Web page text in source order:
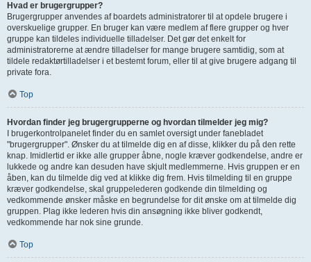
Hvad er brugergrupper?
Brugergrupper anvendes af boardets administratorer til at opdele brugere i
overskuelige grupper. En bruger kan være medlem af flere grupper og hver
gruppe kan tildeles individuelle tilladelser. Det gør det enkelt for
administratorerne at ændre tilladelser for mange brugere samtidig, som at
tildele redaktørtilladelser i et bestemt forum, eller til at give brugere adgang til
private fora.
Top
Hvordan finder jeg brugergrupperne og hvordan tilmelder jeg mig?
I brugerkontrolpanelet finder du en samlet oversigt under fanebladet
"brugergrupper". Ønsker du at tilmelde dig en af disse, klikker du på den rette
knap. Imidlertid er ikke alle grupper åbne, nogle kræver godkendelse, andre er
lukkede og andre kan desuden have skjult medlemmerne. Hvis gruppen er en
åben, kan du tilmelde dig ved at klikke dig frem. Hvis tilmelding til en gruppe
kræver godkendelse, skal gruppelederen godkende din tilmelding og
vedkommende ønsker måske en begrundelse for dit ønske om at tilmelde dig
gruppen. Plag ikke lederen hvis din ansøgning ikke bliver godkendt,
vedkommende har nok sine grunde.
Top